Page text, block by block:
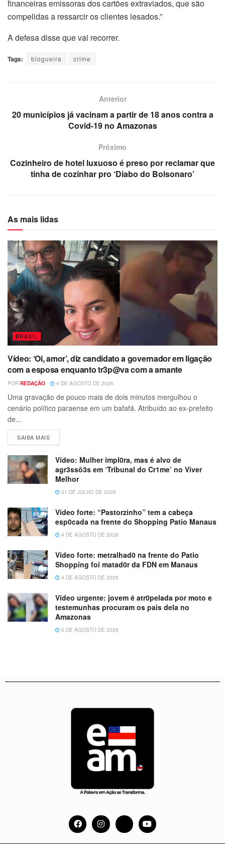
financeiras emissoras dos cartões extraviados, que são
compelidas a ressarcir os clientes lesados.”
A defesa disse que vai recorrer.
Tags: blogueira crime
Anterior
20 municípios já vacinam a partir de 18 anos contra a
Covid-19 no Amazonas
Próximo
Cozinheiro de hotel luxuoso é preso por reclamar que
tinha de cozinhar pro ‘Diabo do Bolsonaro’
As mais lidas
BRASIL
Vídeo: ‘Oi, amor’, diz candidato a governador em ligação
com a esposa enquanto tr3p@va com a amante
POR REDAÇÃO 4 DE AGOSTO DE 2026
Uma gravação de pouco mais de dois minutos mergulhou o
cenário político paraense em um bafafá. Atribuído ao ex-prefeito
de...
SAIBA MAIS
Vídeo: Mulher impl0ra, mas é alvo de
agr3ssõ3s em ‘Tribunal do Cr1me’ no Viver
Melhor
31 DE JULHO DE 2026
Vídeo forte: “Pastorzinho” tem a cabeça
esp0cada na frente do Shopping Patio Manaus
4 DE AGOSTO DE 2026
Vídeo forte: metralhad0 na frente do Patio
Shopping foi matad0r da FDN em Manaus
4 DE AGOSTO DE 2026
Vídeo urgente: jovem é atr0pelada por moto e
testemunhas procuram os pais dela no
Amazonas
6 DE AGOSTO DE 2026